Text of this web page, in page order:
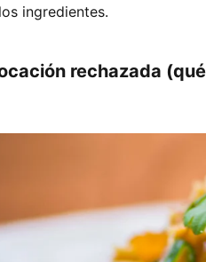
ingredientes.
rechazada